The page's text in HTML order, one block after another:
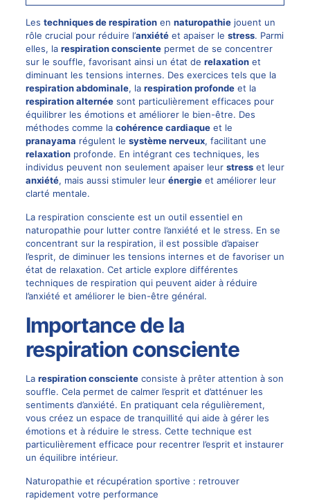
Les techniques de respirationen naturopathiejouent un
rôle crucial pour réduire l’anxiétéet apaiser le stress. Parmi
elles, la respiration conscientepermet de se concentrer
sur le souffle, favorisant ainsi un état de relaxationet
diminuant les tensions internes. Des exercices tels que la
respiration abdominale, la respiration profondeet la
respiration alternéesont particulièrement efficaces pour
équilibrer les émotions et améliorer le bien-être. Des
méthodes comme la cohérence cardiaqueet le
pranayama régulent le système nerveux, facilitant une
relaxationprofonde. En intégrant ces techniques, les
individus peuvent non seulement apaiser leur stresset leur
anxiété, mais aussi stimuler leur énergieet améliorer leur
clarté mentale.
La respiration consciente est un outil essentiel en
naturopathie pour lutter contre l’anxiété et le stress. En se
concentrant sur la respiration, il est possible d’apaiser
l’esprit, de diminuer les tensions internes et de favoriser un
état de relaxation. Cet article explore différentes
techniques de respiration qui peuvent aider à réduire
l’anxiété et améliorer le bien-être général.
Importance de la
respiration consciente
La respiration conscienteconsiste à prêter attention à son
souffle. Cela permet de calmer l’esprit et d’atténuer les
sentiments d’anxiété. En pratiquant cela régulièrement,
vous créez un espace de tranquillité qui aide à gérer les
émotions et à réduire le stress. Cette technique est
particulièrement efficace pour recentrer l’esprit et instaurer
un équilibre intérieur.
Naturopathie et récupération sportive : retrouver
rapidement votre performance